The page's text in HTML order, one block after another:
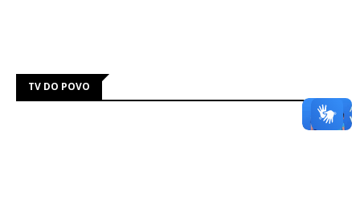
TV DO POVO